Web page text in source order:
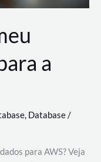
a
, Database/
para AWS? Veja